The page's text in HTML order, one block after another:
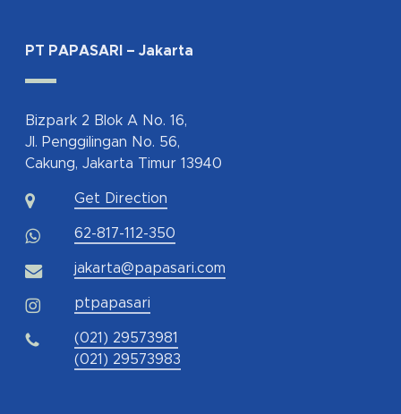
PT PAPASARI – Jakarta
Bizpark 2 Blok A No. 16,
Jl. Penggilingan No. 56,
Cakung, Jakarta Timur 13940
Get Direction
62-817-112-350
jakarta@papasari.com
ptpapasari
(021) 29573981
(021) 29573983